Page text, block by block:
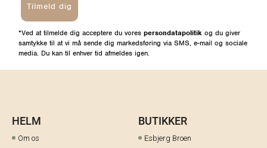
Tilmeld dig
*Ved at tilmelde dig acceptere du vores persondatapolitik og du giver
samtykke til at vi må sende dig markedsføring via SMS, e-mail og sociale
media. Du kan til enhver tid afmeldes igen.
HELM
Om os
BUTIKKER
Esbjerg Broen